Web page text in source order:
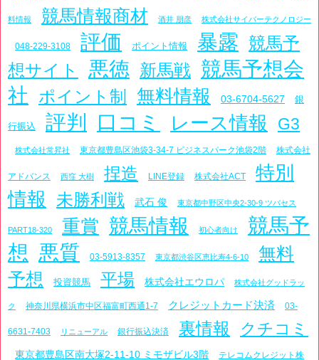
料情報 競馬情報商材 酒井 朋彦 株式会社サイバーテクノロジー
048-229-3108 評価 ポイント情報 暴露 競馬予
想サイト
悪徳 新馬戦 競馬予想会
社
ポイント制 無料情報 03-6704-5627 銀
行振込 評判 口コミ レース情報 G3
株式会社常昇社 東京都豊島区池袋3-34-7 ビジネスパーク池袋2階 株式会社
アドバンス 西窪 大樹 捏造 LINE登録 株式会社ACT
特別
情報
未勝利戦 武石 俊 東京都中野区中央2-30-9 ツバセス
PART18-320 重賞 競馬情報 初心者向け
競馬予
想 悪質 03-5913-8357 東京都渋谷区恵比寿4-6-10
無料
予想
投資競馬 平場 株式会社エウロパ 株式会社グッドラッ
ク 神奈川県横浜市中区福富町西通1-7 クレジットカード決済 03-
6631-7403 リニューアル 銀行振込決済 裏情報 クチコミ
東京都豊島区南大塚2-11-10 ミモザビル3階 テレコムクレジット株